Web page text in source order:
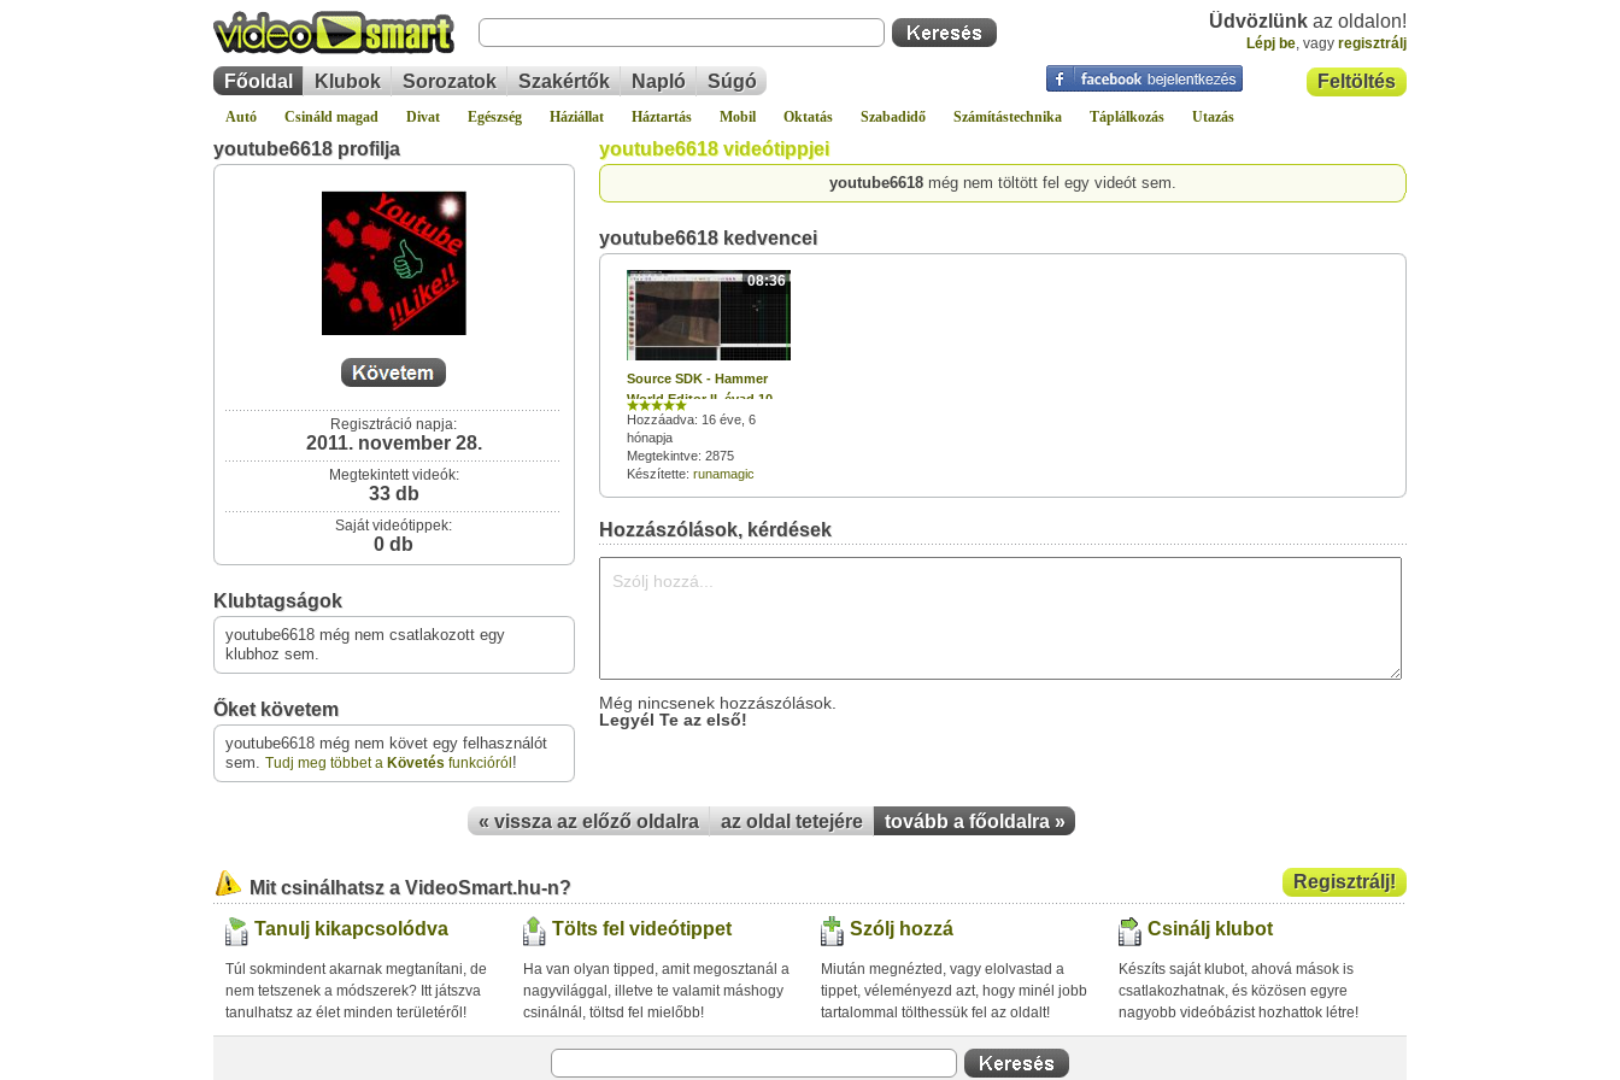
Üdvözlünk az oldalon!
Lépj be, vagy regisztrálj
Feltöltés
Főoldal Klubok Sorozatok Szakértők Napló Súgó
Autó Csináld magad Divat Egészség Háziállat Háztartás Mobil Oktatás Szabadidő Számítástechnika Táplálkozás Utazás
youtube6618 profilja
Regisztráció napja:
2011. november 28.
Megtekintett videók:
33 db
Saját videótippek:
0 db
Klubtagságok
youtube6618 még nem csatlakozott egy
klubhoz sem.
Őket követem
youtube6618 még nem követ egy felhasználót
sem. Tudj meg többet a Követés funkcióról !
youtube6618 videótippjei
youtube6618 még nem töltött fel egy videót sem.
youtube6618 kedvencei
Source SDK - Hammer
World Editor II. évad 10.
rész: Jail pályák 3/3
08:36
Hozzáadva: 16 éve, 6
hónapja
Megtekintve: 2875
Készítette: runamagic
Hozzászólások, kérdések
Még nincsenek hozzászólások.
Legyél Te az első!
« vissza az előző oldalra az oldal tetejére tovább a főoldalra »
Regisztrálj!
Mit csinálhatsz a VideoSmart.hu-n?
Tanulj kikapcsolódva
Túl sokmindent akarnak megtanítani, de
nem tetszenek a módszerek? Itt játszva
tanulhatsz az élet minden területéről!
Tölts fel videótippet
Ha van olyan tipped, amit megosztanál a
nagyvilággal, illetve te valamit máshogy
csinálnál, töltsd fel mielőbb!
Szólj hozzá
Miután megnézted, vagy elolvastad a
tippet, véleményezd azt, hogy minél jobb
tartalommal tölthessük fel az oldalt!
Csinálj klubot
Készíts saját klubot, ahová mások is
csatlakozhatnak, és közösen egyre
nagyobb videóbázist hozhattok létre!